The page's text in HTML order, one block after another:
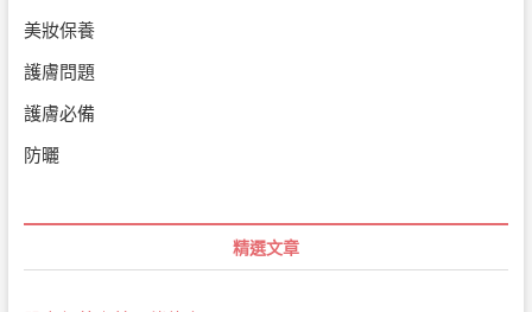
美妝保養
護膚問題
護膚必備
防曬
精選文章